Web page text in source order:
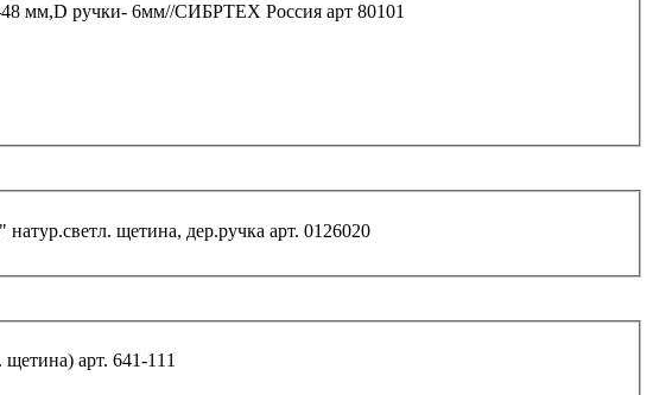
мм,D ручки- 6мм//СИБРТЕХ Россия арт 80101
Кисть плоская 1,5" "Сказка" натур.светл. щетина, дер.ручка арт. 0126020
арт. 641-111